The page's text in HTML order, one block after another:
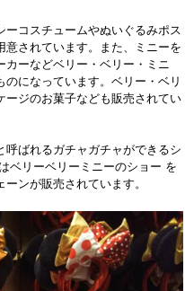
ーコスチュームやぬいぐるみポス
意されています。また、ミニーを
カーなどベリー・ベリー・ミニ
になっています。ベリー・ベリ
ージのお菓子なども販売されてい
呼ばれるガチャガチャができるシ
ベリーベリーミニーのショー を
ンが販売されています。